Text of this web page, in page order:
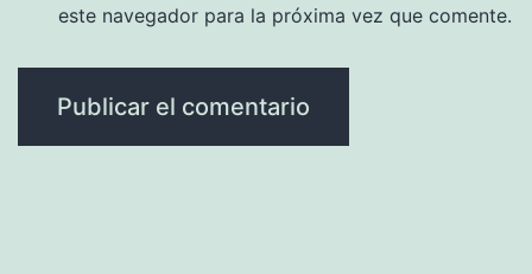
este navegador para la próxima vez que comente.